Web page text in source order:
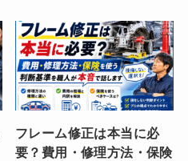
フレーム修正は本当に必
要？費用・修理方法・保険